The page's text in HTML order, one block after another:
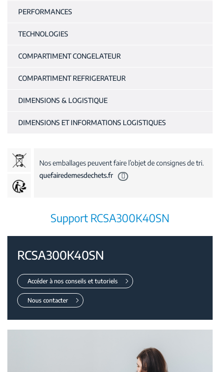
PERFORMANCES
TECHNOLOGIES
COMPARTIMENT CONGELATEUR
COMPARTIMENT REFRIGERATEUR
DIMENSIONS & LOGISTIQUE
DIMENSIONS ET INFORMATIONS LOGISTIQUES
Nos emballages peuvent faire l’objet de consignes de tri.
quefairedemesdechets.fr
Support RCSA300K40SN
RCSA300K40SN
Accéder à nos conseils et tutoriels
Nous contacter